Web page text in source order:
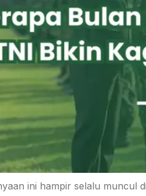
ini hampir selalu muncul